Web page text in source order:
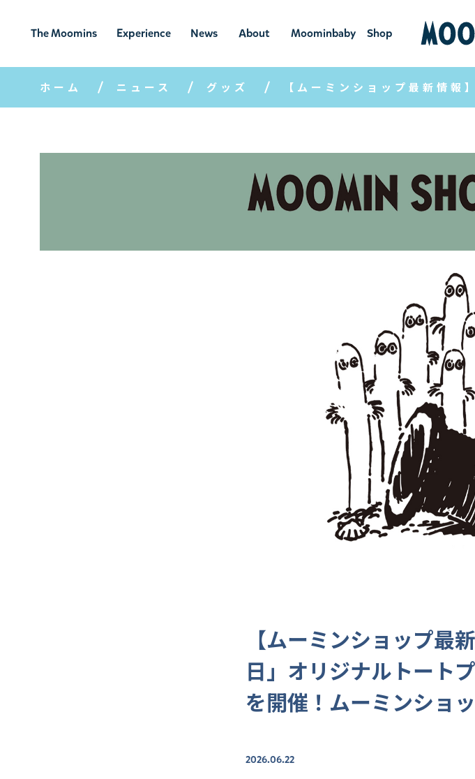
The Moomins
ムーミンの
世界
Experience
ムーミンの世
界を楽しむ
News
ニュ
ース
About
ムーミン
について
Moominbaby
ムーミンベ
ビー
Shop
ショ
ップ
ホーム ニュース グッズ
【ムーミンショップ最
日」オリジナルトート
を開催！ムーミンショ
2026.06.22